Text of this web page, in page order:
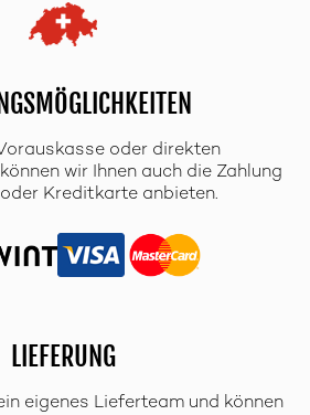
oder direkten
wir Ihnen auch die Zahlung
Kreditkarte anbieten.
LIEFERUNG
eigenes Lieferteam und können